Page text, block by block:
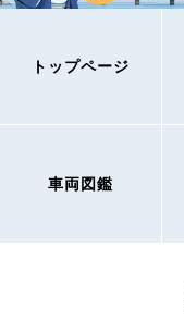
トップページ
車両図鑑